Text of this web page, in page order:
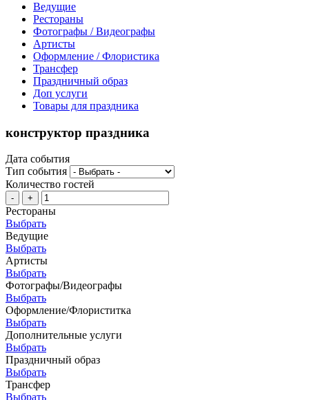
Ведущие
Рестораны
Фотографы / Видеографы
Артисты
Оформление / Флористика
Трансфер
Праздничный образ
Доп услуги
Товары для праздника
конструктор праздника
Дата события
Тип события
Количество гостей
- +
Рестораны
Выбрать
Ведущие
Выбрать
Артисты
Выбрать
Фотографы/Видеографы
Выбрать
Оформление/Флориститка
Выбрать
Дополнительные услуги
Выбрать
Праздничный образ
Выбрать
Трансфер
Выбрать